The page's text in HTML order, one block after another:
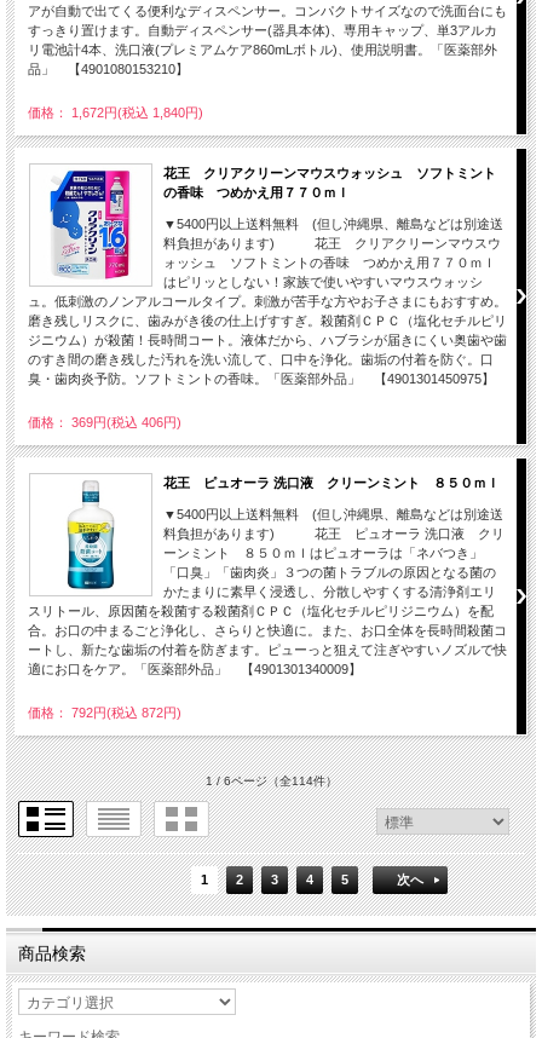
アが自動で出てくる便利なディスペンサー。コンパクトサイズなので洗面台にも
すっきり置けます。自動ディスペンサー(器具本体)、専用キャップ、単3アルカ
リ電池計4本、洗口液(プレミアムケア860mLボトル)、使用説明書。「医薬部外
品」 【4901080153210】
価格： 1,672円(税込 1,840円)
花王 クリアクリーンマウスウォッシュ ソフトミント
の香味 つめかえ用７７０ｍｌ
▼5400円以上送料無料 (但し沖縄県、離島などは別途送
料負担があります) 花王 クリアクリーンマウスウ
ォッシュ ソフトミントの香味 つめかえ用７７０ｍｌ
はピリッとしない！家族で使いやすいマウスウォッシ
ュ。低刺激のノンアルコールタイプ。刺激が苦手な方やお子さまにもおすすめ。
磨き残しリスクに、歯みがき後の仕上げすすぎ。殺菌剤ＣＰＣ（塩化セチルピリ
ジニウム）が殺菌！長時間コート。液体だから、ハブラシが届きにくい奥歯や歯
のすき間の磨き残した汚れを洗い流して、口中を浄化。歯垢の付着を防ぐ。口
臭・歯肉炎予防。ソフトミントの香味。「医薬部外品」 【4901301450975】
価格： 369円(税込 406円)
花王 ピュオーラ 洗口液 クリーンミント ８５０ｍｌ
▼5400円以上送料無料 (但し沖縄県、離島などは別途送
料負担があります) 花王 ピュオーラ 洗口液 クリ
ーンミント ８５０ｍｌはピュオーラは「ネバつき」
「口臭」「歯肉炎」３つの菌トラブルの原因となる菌の
かたまりに素早く浸透し、分散しやすくする清浄剤エリ
スリトール、原因菌を殺菌する殺菌剤ＣＰＣ（塩化セチルピリジニウム）を配
合。お口の中まるごと浄化し、さらりと快適に。また、お口全体を長時間殺菌コ
ートし、新たな歯垢の付着を防ぎます。ピューっと狙えて注ぎやすいノズルで快
適にお口をケア。「医薬部外品」 【4901301340009】
価格： 792円(税込 872円)
1 / 6ページ（全114件）
1 2 3 4 5 次へ
商品検索